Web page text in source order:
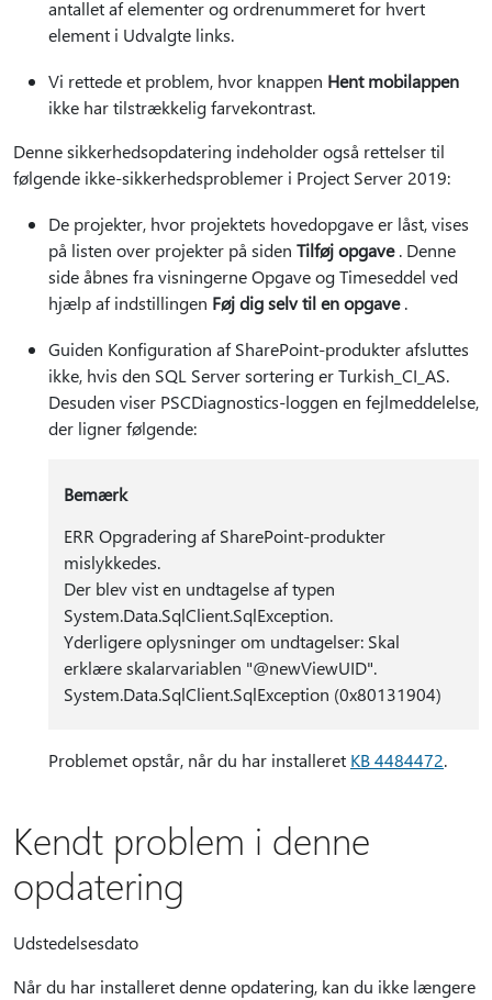
antallet af elementer og ordrenummeret for hvert
element i Udvalgte links.
Vi rettede et problem, hvor knappen Hent mobilappen
ikke har tilstrækkelig farvekontrast.
Denne sikkerhedsopdatering indeholder også rettelser til
følgende ikke-sikkerhedsproblemer i Project Server 2019:
De projekter, hvor projektets hovedopgave er låst, vises
på listen over projekter på siden Tilføj opgave. Denne
side åbnes fra visningerne Opgave og Timeseddel ved
hjælp af indstillingen Føj dig selv til en opgave.
Guiden Konfiguration af SharePoint-produkter afsluttes
ikke, hvis den SQL Server sortering er Turkish_CI_AS.
Desuden viser PSCDiagnostics-loggen en fejlmeddelelse,
der ligner følgende:
Bemærk
ERR Opgradering af SharePoint-produkter
mislykkedes.
Der blev vist en undtagelse af typen
System.Data.SqlClient.SqlException.
Yderligere oplysninger om undtagelser: Skal
erklære skalarvariablen "@newViewUID".
System.Data.SqlClient.SqlException (0x80131904)
Problemet opstår, når du har installeret KB 4484472.
Kendt problem i denne
opdatering
Udstedelsesdato
Når du har installeret denne opdatering, kan du ikke længere